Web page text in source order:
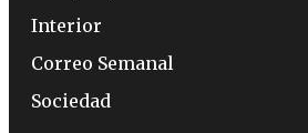
Interior
Correo Semanal
Sociedad